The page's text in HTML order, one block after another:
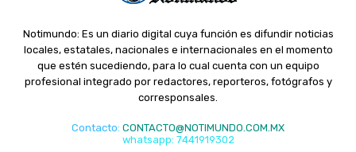
Notimundo: Es un diario digital cuya función es difundir noticias
locales, estatales, nacionales e internacionales en el momento
que estén sucediendo, para lo cual cuenta con un equipo
profesional integrado por redactores, reporteros, fotógrafos y
corresponsales.
Contacto: CONTACTO@NOTIMUNDO.COM.MX
whatsapp: 7441919302